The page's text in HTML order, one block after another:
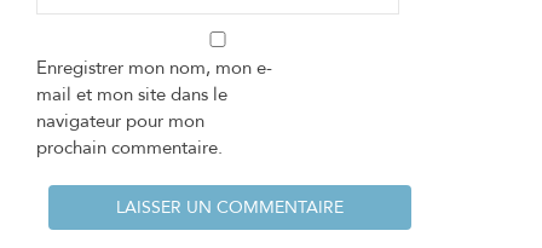
Enregistrer mon nom, mon e-
mail et mon site dans le
navigateur pour mon
prochain commentaire.